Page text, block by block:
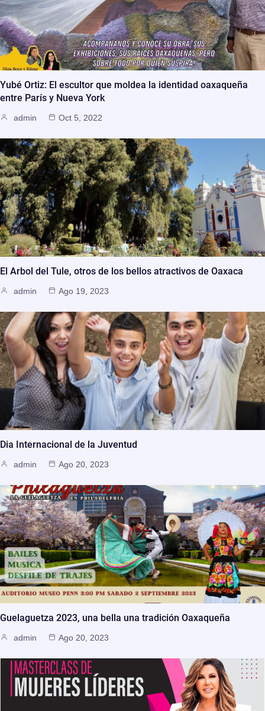
Yubé Ortiz: El escultor que moldea la identidad oaxaqueña
entre París y Nueva York
admin Oct 5, 2022
El Arbol del Tule, otros de los bellos atractivos de Oaxaca
admin Ago 19, 2023
Dia Internacional de la Juventud
admin Ago 20, 2023
Guelaguetza 2023, una bella una tradición Oaxaqueña
admin Ago 20, 2023